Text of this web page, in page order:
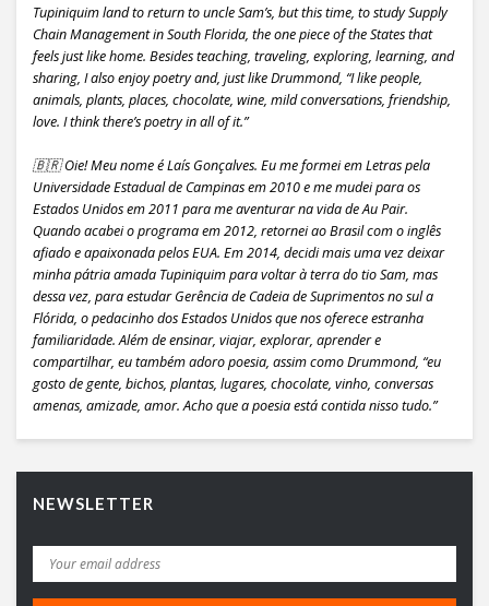
Tupiniquim land to return to uncle Sam’s, but this time, to study Supply
Chain Management in South Florida, the one piece of the States that
feels just like home. Besides teaching, traveling, exploring, learning, and
sharing, I also enjoy poetry and, just like Drummond, “I like people,
animals, plants, places, chocolate, wine, mild conversations, friendship,
love. I think there’s poetry in all of it.”
🇧🇷 Oie! Meu nome é Laís Gonçalves. Eu me formei em Letras pela
Universidade Estadual de Campinas em 2010 e me mudei para os
Estados Unidos em 2011 para me aventurar na vida de Au Pair.
Quando acabei o programa em 2012, retornei ao Brasil com o inglês
afiado e apaixonada pelos EUA. Em 2014, decidi mais uma vez deixar
minha pátria amada Tupiniquim para voltar à terra do tio Sam, mas
dessa vez, para estudar Gerência de Cadeia de Suprimentos no sul a
Flórida, o pedacinho dos Estados Unidos que nos oferece estranha
familiaridade. Além de ensinar, viajar, explorar, aprender e
compartilhar, eu também adoro poesia, assim como Drummond, “eu
gosto de gente, bichos, plantas, lugares, chocolate, vinho, conversas
amenas, amizade, amor. Acho que a poesia está contida nisso tudo.”
NEWSLETTER